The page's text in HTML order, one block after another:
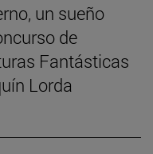
un sueño
de
Fantásticas
Lorda